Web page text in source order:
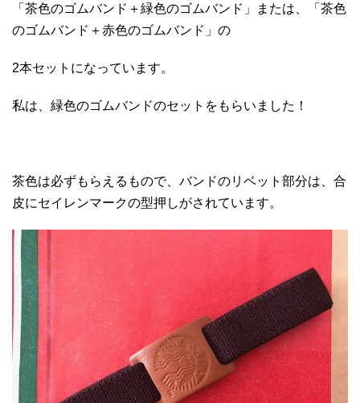
「茶色のゴムバンド＋緑色のゴムバンド」または、「茶色
のゴムバンド＋赤色のゴムバンド」の
2本セットになっています。
私は、緑色のゴムバンドのセットをもらいました！
茶色は必ずもらえるもので、バンドのリベット部分は、合
皮にセイレンマークの型押しがされています。